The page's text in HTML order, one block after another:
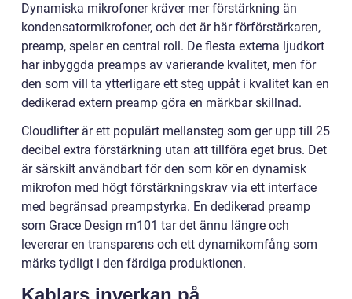
Dynamiska mikrofoner kräver mer förstärkning än
kondensatormikrofoner, och det är här förförstärkaren,
preamp, spelar en central roll. De flesta externa ljudkort
har inbyggda preamps av varierande kvalitet, men för
den som vill ta ytterligare ett steg uppåt i kvalitet kan en
dedikerad extern preamp göra en märkbar skillnad.
Cloudlifter är ett populärt mellansteg som ger upp till 25
decibel extra förstärkning utan att tillföra eget brus. Det
är särskilt användbart för den som kör en dynamisk
mikrofon med högt förstärkningskrav via ett interface
med begränsad preampstyrka. En dedikerad preamp
som Grace Design m101 tar det ännu längre och
levererar en transparens och ett dynamikomfång som
märks tydligt i den färdiga produktionen.